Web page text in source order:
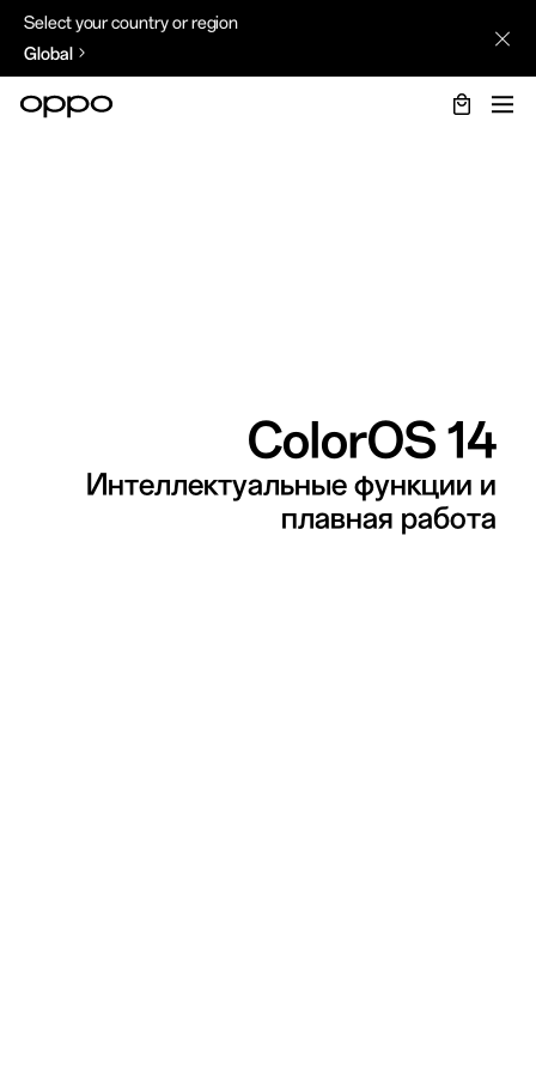
Select your country or region
Global
ColorOS 14
Интеллектуальные функции и
плавная работа